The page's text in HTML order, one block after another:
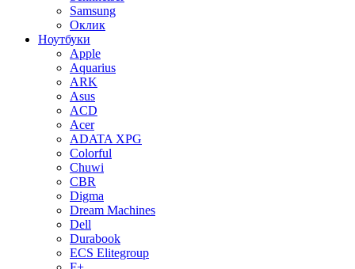
Samsung
Оклик
Ноутбуки
Apple
Aquarius
ARK
Asus
ACD
Acer
ADATA XPG
Colorful
Chuwi
CBR
Digma
Dream Machines
Dell
Durabook
ECS Elitegroup